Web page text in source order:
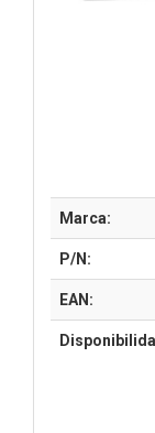
Marca:
P/N:
EAN: